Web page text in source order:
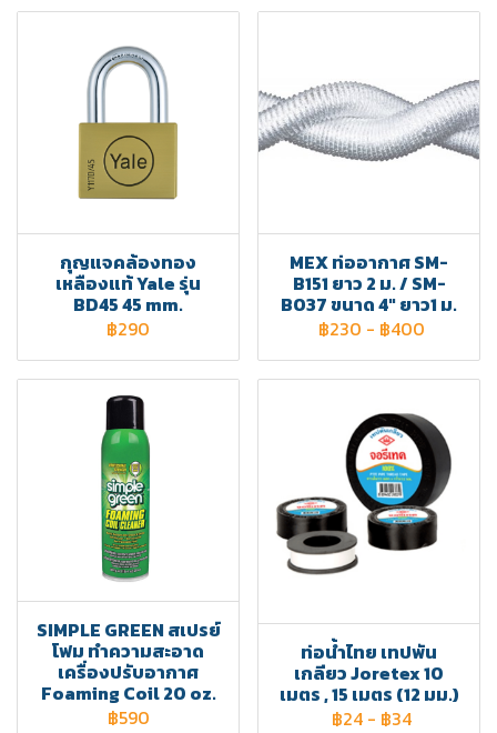
กุญแจคล้องทอง
เหลืองแท้ Yale รุ่น
BD45 45 mm.
฿290
MEX ท่ออากาศ SM-
B151 ยาว 2 ม. / SM-
BO37 ขนาด 4" ยาว1 ม.
฿230 - ฿400
SIMPLE GREEN สเปรย์
โฟม ทำความสะอาด
เครื่องปรับอากาศ
Foaming Coil 20 oz.
฿590
ท่อน้ำไทย เทปพัน
เกลียว Joretex 10
เมตร , 15 เมตร (12 มม.)
฿24 - ฿34